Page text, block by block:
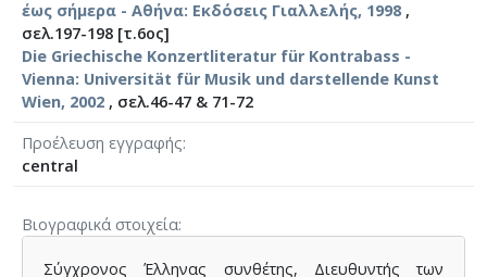
έως σήμερα - Αθήνα: Εκδόσεις Γιαλλελής, 1998 ,
σελ.197-198 [τ.6ος]
Die Griechische Konzertliteratur für Kontrabass -
Vienna: Universität für Musik und darstellende Kunst
Wien, 2002 , σελ.46-47 & 71-72
Προέλευση εγγραφής
central
Βιογραφικά στοιχεία
Σύγχρονος Έλληνας συνθέτης, Διευθυντής των